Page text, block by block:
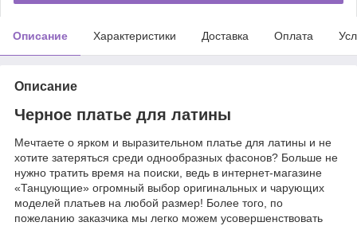
Описание Характеристики Доставка Оплата
Описание
Черное платье для латины
Мечтаете о ярком и выразительном платье для латины и не
хотите затеряться среди однообразных фасонов? Больше не
нужно тратить время на поиски, ведь в интернет-магазине
«Танцующие» огромный выбор оригинальных и чарующих
моделей платьев на любой размер! Более того, по
пожеланию заказчика мы легко можем усовершенствовать